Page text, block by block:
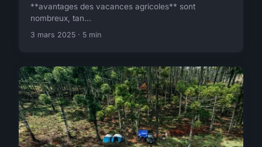
**avantages des vacances agricoles** sont
nombreux, tan...
3 mars 2025 · 5 min